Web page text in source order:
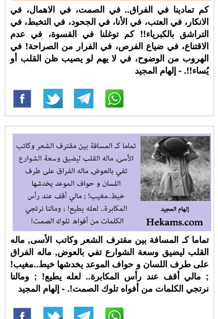
كم تمادينا في الفراق.. في الصمت، في الاهمال، في
الانكار، في العتب، في الأنا، في الجحود، في التخبط، في
التراشق بالكبرياء!! كم توغلنا في القسوة، في عدم
الاقتناع، في ضياع الفرص، في الفرار من الصراحة! في
الهروب من الوضوح، في لا يهم لو يصيب ظن القلب أو
يُساء!!. - إلهام المجيد
تماما كـ المسافة بين مقترف الشعر وكاتب الأسى, ماله
القلب ليضيق وسعة الشوارع تفي بالعوض, ماله الفراق
على طرف اللسان و حواف الموعد يخدشها خيط..مغيب!
; مالي أقف عند رأس المكابرة.. لعله يطيع! ; ومالنا
نرتجي الكلمات من أفواه تلوك الصمت!. - إلهام المجيد